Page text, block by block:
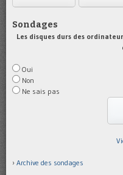
Sondages
Les disques durs des
Oui
Non
Ne sais pas
Archive des sondages